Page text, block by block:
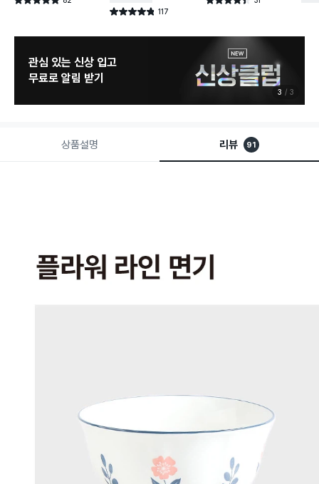
건 작성
별점 4.8점 117
건 작성
건 작성
관심 있는 신상 입고
무료로 알림 받기
3 3
상품설명 리뷰 91